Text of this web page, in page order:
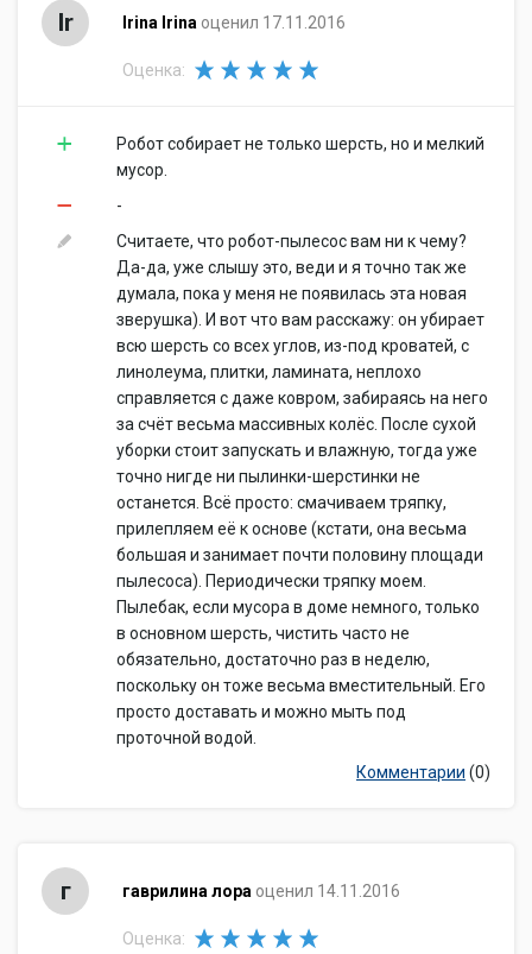
Ir Irina Irina оценил 17.11.2016
Оценка:
Робот собирает не только шерсть, но и мелкий
мусор.
-
Считаете, что робот-пылесос вам ни к чему?
Да-да, уже слышу это, веди и я точно так же
думала, пока у меня не появилась эта новая
зверушка). И вот что вам расскажу: он убирает
всю шерсть со всех углов, из-под кроватей, с
линолеума, плитки, ламината, неплохо
справляется с даже ковром, забираясь на него
за счёт весьма массивных колёс. После сухой
уборки стоит запускать и влажную, тогда уже
точно нигде ни пылинки-шерстинки не
останется. Всё просто: смачиваем тряпку,
прилепляем её к основе (кстати, она весьма
большая и занимает почти половину площади
пылесоса). Периодически тряпку моем.
Пылебак, если мусора в доме немного, только
в основном шерсть, чистить часто не
обязательно, достаточно раз в неделю,
поскольку он тоже весьма вместительный. Его
просто доставать и можно мыть под
проточной водой.
Комментарии (0)
г гаврилина лора оценил 14.11.2016
Оценка: